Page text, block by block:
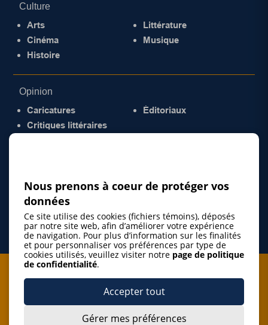
Culture
Arts
Cinéma
Histoire
Littérature
Musique
Opinion
Caricatures
Critiques littéraires
Éditoriaux
Je m'abonne à l'infolettre
Nous prenons à coeur de protéger vos
données
Ce site utilise des cookies (fichiers témoins), déposés
par notre site web, afin d’améliorer votre expérience
de navigation. Pour plus d’information sur les finalités
et pour personnaliser vos préférences par type de
cookies utilisés, veuillez visiter notre page de politique
de confidentialité.
Accepter tout
Gérer mes préférences